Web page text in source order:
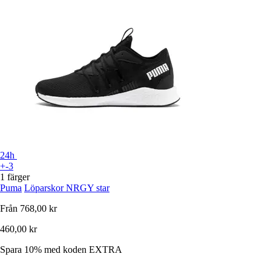
24h
+-3
1 färger
Puma Löparskor NRGY star
Från 768,00 kr
460,00 kr
Spara 10% med koden EXTRA